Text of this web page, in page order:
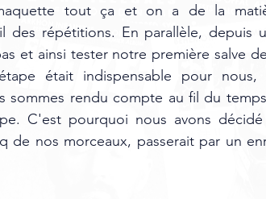
tout ça et on a de la
des répétitions. En parallèle, depuis
et ainsi tester notre première salve
était indispensable pour
sommes rendu compte au fil du
C'est pourquoi nous avons
de nos morceaux, passerait par un